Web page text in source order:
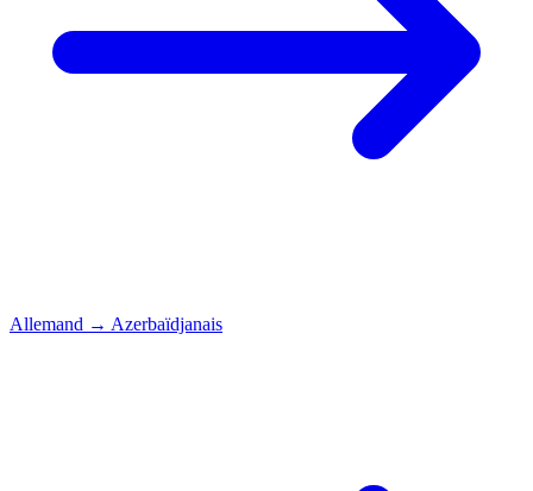
Allemand → Azerbaïdjanais